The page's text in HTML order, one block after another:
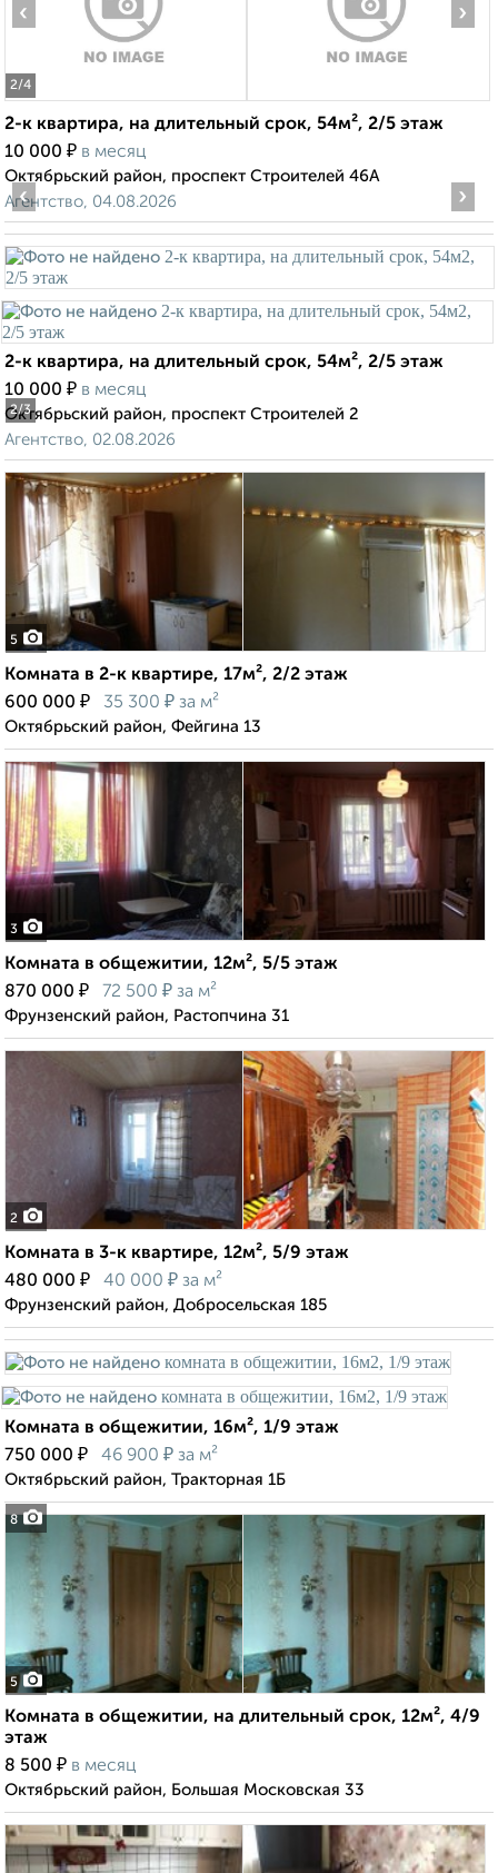
2/4
‹ ›
2-к квартира, на длительный срок, 54м², 2/5 этаж
10 000 ₽ в месяц
Октябрьский район, проспект Строителей 46А
Агентство, 04.08.2026
2/3
‹ ›
2-к квартира, на длительный срок, 54м², 2/5 этаж
10 000 ₽ в месяц
Октябрьский район, проспект Строителей 2
Агентство, 02.08.2026
5
Комната в 2-к квартире, 17м², 2/2 этаж
600 000 ₽ 35 300 ₽ за м²
Октябрьский район, Фейгина 13
3
Комната в общежитии, 12м², 5/5 этаж
870 000 ₽ 72 500 ₽ за м²
Фрунзенский район, Растопчина 31
2
Комната в 3-к квартире, 12м², 5/9 этаж
480 000 ₽ 40 000 ₽ за м²
Фрунзенский район, Добросельская 185
8
Комната в общежитии, 16м², 1/9 этаж
750 000 ₽ 46 900 ₽ за м²
Октябрьский район, Тракторная 1Б
5
Комната в общежитии, на длительный срок, 12м², 4/9
этаж
8 500 ₽ в месяц
Октябрьский район, Большая Московская 33